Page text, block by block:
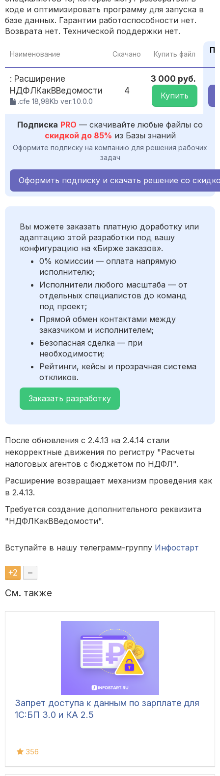
коде и оптимизировать программу для запуска в
базе данных. Гарантии работоспособности нет.
Возврата нет. Технической поддержки нет.
Наименование Скачано Купить файл
: Расширение
НДФЛКакВВедомости
.cfe 18,98Kb ver:1.0.0.0
4
3 000 руб.
Купить
Подписка PRO — скачивайте любые файлы со
скидкой до 85% из Базы знаний
Оформите подписку на компанию для решения рабочих
задач
Оформить подписку и скачать решение со
Вы можете заказать платную доработку или
адаптацию этой разработки под вашу
конфигурацию на «Бирже заказов».
0% комиссии — оплата напрямую
исполнителю;
Исполнители любого масштаба — от
отдельных специалистов до команд
под проект;
Прямой обмен контактами между
заказчиком и исполнителем;
Безопасная сделка — при
необходимости;
Рейтинги, кейсы и прозрачная система
откликов.
Заказать разработку
После обновления с 2.4.13 на 2.4.14 стали
некорректные движения по регистру "Расчеты
налоговых агентов с бюджетом по НДФЛ".
Расширение возвращает механизм проведения как
в 2.4.13.
Требуется создание дополнительного реквизита
"НДФЛКакВВедомости".
Вступайте в нашу телеграмм-группу Инфостарт
+2 –
См. также
Запрет доступа к данным по зарплате для
1C:БП 3.0 и КА 2.5
356